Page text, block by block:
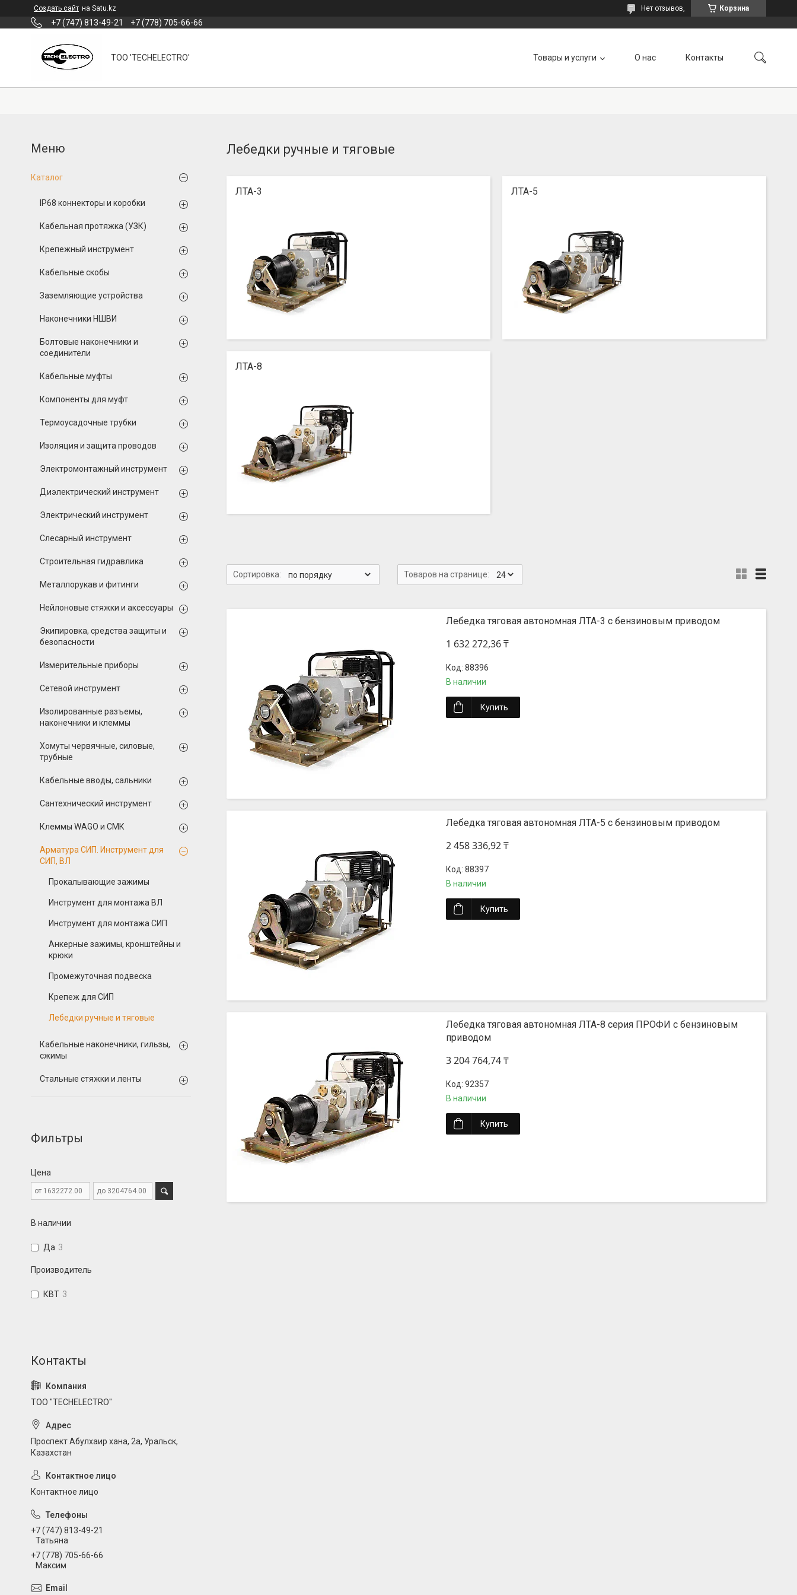
Создать сайт на Satu.kz Корзина
Нет отзывов,
+7 (747) 813-49-21 +7 (778) 705-66-66
ТОО 'TECHELECTRO' Товары и услуги О нас Контакты
Лебедки ручные и тяговые
ЛТА-3 ЛТА-5
ЛТА-8
Лебедка тяговая автономная ЛТА-3 с бензиновым приводом
1 632 272,36 ₸
88396
В наличии
Купить
Лебедка тяговая автономная ЛТА-5 с бензиновым приводом
2 458 336,92 ₸
88397
В наличии
Купить
Лебедка тяговая автономная ЛТА-8 серия ПРОФИ с бензиновым
приводом
3 204 764,74 ₸
92357
В наличии
Купить
Каталог
IP68 коннекторы и коробки
Кабельная протяжка (УЗК)
Крепежный инструмент
Кабельные скобы
Заземляющие устройства
Наконечники НШВИ
Болтовые наконечники и
соединители
Кабельные муфты
Компоненты для муфт
Термоусадочные трубки
Изоляция и защита проводов
Электромонтажный инструмент
Диэлектрический инструмент
Электрический инструмент
Слесарный инструмент
Строительная гидравлика
Металлорукав и фитинги
Нейлоновые стяжки и аксессуары
Экипировка, средства защиты и
безопасности
Измерительные приборы
Сетевой инструмент
Изолированные разъемы,
наконечники и клеммы
Хомуты червячные, силовые,
трубные
Кабельные вводы, сальники
Сантехнический инструмент
Клеммы WAGO и СМК
Арматура СИП. Инструмент для
СИП, ВЛ
Прокалывающие зажимы
Инструмент для монтажа ВЛ
Инструмент для монтажа СИП
Анкерные зажимы, кронштейны и
крюки
Промежуточная подвеска
Крепеж для СИП
Лебедки ручные и тяговые
Кабельные наконечники, гильзы,
сжимы
Стальные стяжки и ленты
Фильтры
Цена
В наличии
Да 3
Производитель
КВТ 3
ТОО "TECHELECTRO"
Проспект Абулхаир хана, 2а, Уральск,
Казахстан
Контактное лицо
+7 (747) 813-49-21
Татьяна
+7 (778) 705-66-66
Максим